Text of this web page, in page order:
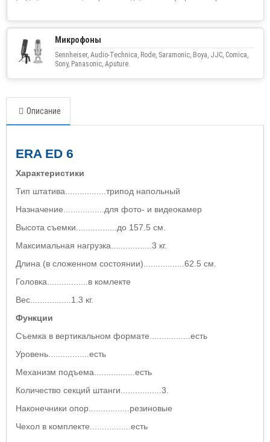
Микрофоны
Sennheiser, Audio-Technica, Rode, Saramonic, Boya, JJC, Comica,
Sony, Panasonic, Aputure.
Описание
ERA ED 6
Характеристики
Тип штатива.................трипод напольный
Назначение.................для фото- и видеокамер
Высота съемки.................до 157.5 см
Максимальная нагрузка.................3 кг.
Длина (в сложенном состоянии).................62.5 см.
Головка.................в комлекте
Вес.................1.3 кг.
Функции
Съемка в вертикальном формате.................есть
Уровень.................есть
Механизм подъема.................есть
Количество секций штанги.................3.
Наконечники опор.................резиновые
Чехол в комплекте.................есть